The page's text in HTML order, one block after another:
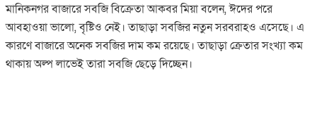
মানিকনগর বাজারে সবজি বিক্রেতা আকবর মিয়া বলেন, ঈদের পরে
আবহাওয়া ভালো, বৃষ্টিও নেই। তাছাড়া সবজির নতুন সরবরাহও এসেছে। এ
কারণে বাজারে অনেক সবজির দাম কম রয়েছে। তাছাড়া ক্রেতার সংখ্যা কম
থাকায় অল্প লাভেই তারা সবজি ছেড়ে দিচ্ছেন।